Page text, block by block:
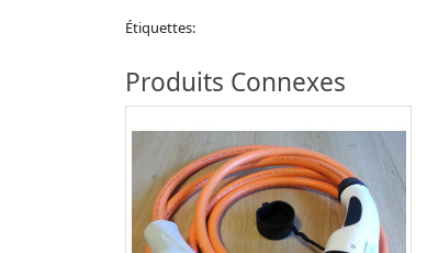
Étiquettes:
Produits Connexes